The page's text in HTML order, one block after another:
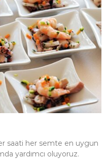
saati her semte en uygun
yardımcı oluyoruz.